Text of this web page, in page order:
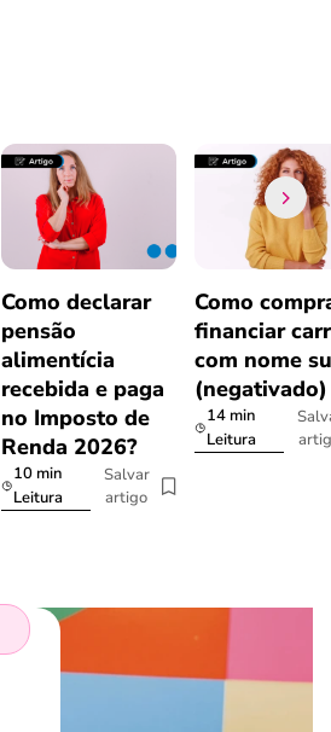
Como declarar
pensão
alimentícia
recebida e paga
no Imposto de
Renda 2026?
10 min
Leitura
Salvar
artigo
Como
financiar
com nome
(negativado)
14 min
Leitura